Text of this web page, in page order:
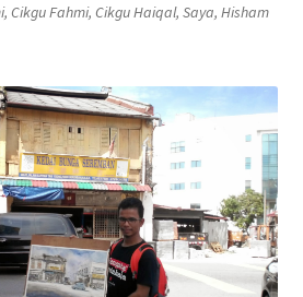
Cikgu Fahmi, Cikgu Haiqal, Saya, Hisham